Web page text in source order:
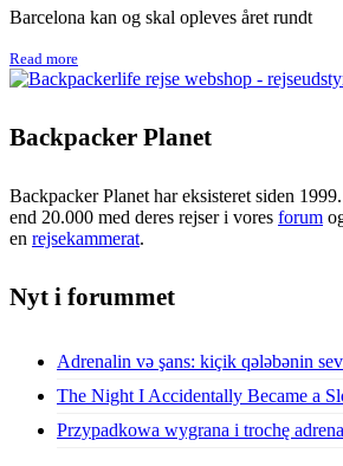
Barcelona kan og skal opleves året rundt
Read more
Backpacker Planet
Backpacker Planet har eksisteret siden
end 20.000 med deres rejser i vores forum
en rejsekammerat.
Nyt i forummet
Adrenalin və şans: kiçik qələbənin
The Night I Accidentally Became a
Przypadkowa wygrana i trochę